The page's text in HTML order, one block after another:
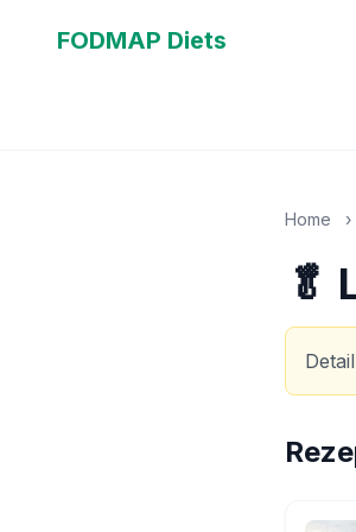
FODMAP Diets
Home ›
🥬